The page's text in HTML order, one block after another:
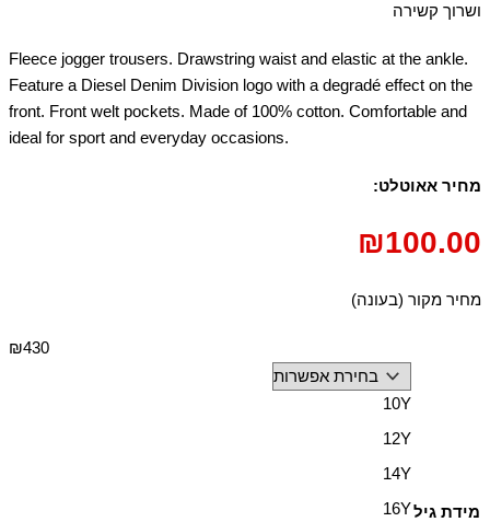
ושרוך קשירה
Fleece jogger trousers. Drawstring waist and elastic at the ankle.
Feature a Diesel Denim Division logo with a degradé effect on the
front. Front welt pockets. Made of 100% cotton. Comfortable and
ideal for sport and everyday occasions.
מחיר אאוטלט:
₪100.00
מחיר מקור (בעונה)
₪430
מידת גיל
10Y
12Y
14Y
16Y